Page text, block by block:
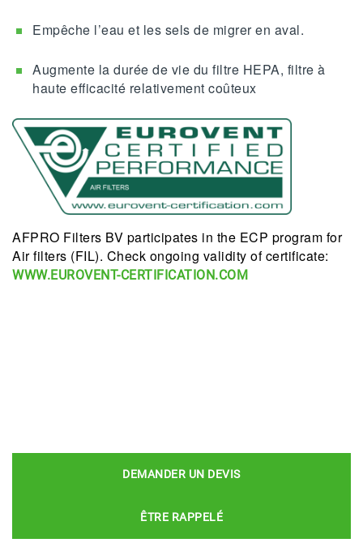
Empêche l’eau et les sels de migrer en aval.
Augmente la durée de vie du filtre HEPA, filtre à
haute efficacité relativement coûteux
AFPRO Filters BV participates in the ECP program for
Air filters (FIL). Check ongoing validity of certificate:
WWW.EUROVENT-CERTIFICATION.COM
DEMANDER UN DEVIS
ÊTRE RAPPELÉ